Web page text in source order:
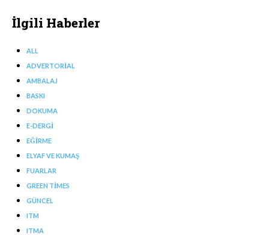
İlgili Haberler
ALL
ADVERTORIAL
AMBALAJ
BASKI
DOKUMA
E-DERGI
EĞIRME
ELYAF VE KUMAŞ
FUARLAR
GREEN TIMES
GÜNCEL
ITM
ITMA